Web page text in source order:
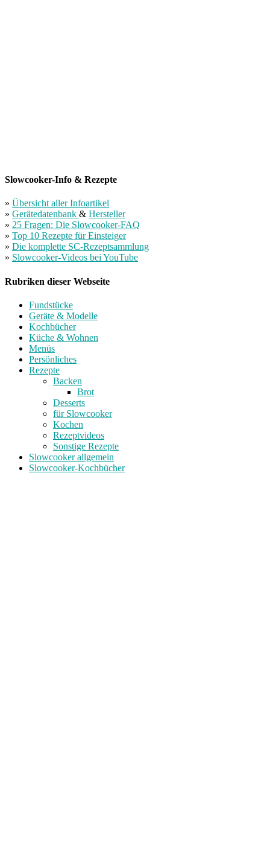
Slowcooker-Info & Rezepte
» Übersicht aller Infoartikel
» Gerätedatenbank & Hersteller
» 25 Fragen: Die Slowcooker-FAQ
» Top 10 Rezepte für Einsteiger
» Die komplette SC-Rezeptsammlung
» Slowcooker-Videos bei YouTube
Rubriken dieser Webseite
Fundstücke
Geräte & Modelle
Kochbücher
Küche & Wohnen
Menüs
Persönliches
Rezepte
Backen
Brot
Desserts
für Slowcooker
Kochen
Rezeptvideos
Sonstige Rezepte
Slowcooker allgemein
Slowcooker-Kochbücher